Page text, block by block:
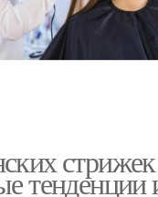
тенденции